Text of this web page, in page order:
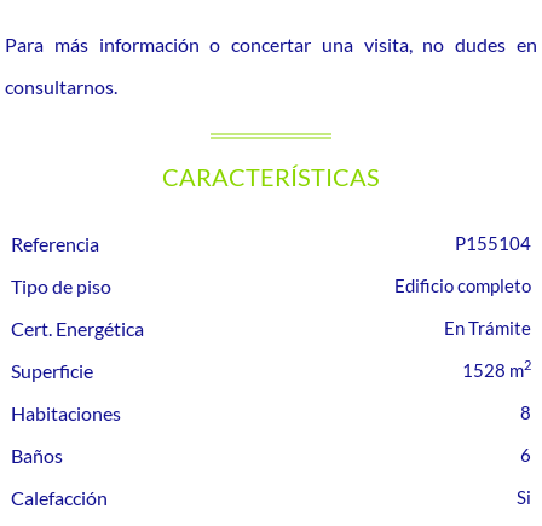
Para más información o concertar una visita, no dudes en
consultarnos.
CARACTERÍSTICAS
Referencia P155104
Tipo de piso Edificio completo
Cert. Energética En Trámite
Superficie 1528 m2
Habitaciones 8
Baños 6
Calefacción